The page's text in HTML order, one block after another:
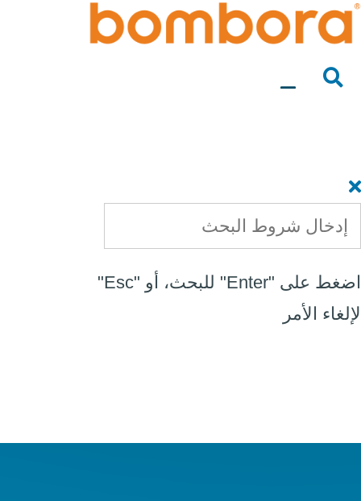
الانتقال
إلى
المحتوى
اضغط على "Enter" للبحث، أو "Esc"
لإلغاء الأمر